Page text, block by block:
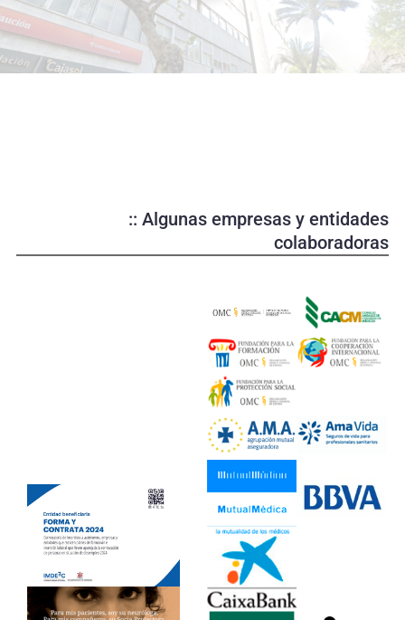
d
u
c
o
:: Algunas empresas y entidades
colaboradoras